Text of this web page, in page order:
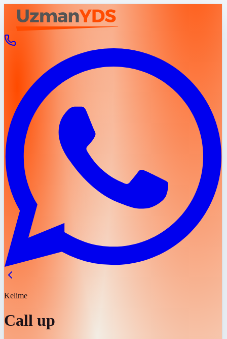
Kelime
Call up